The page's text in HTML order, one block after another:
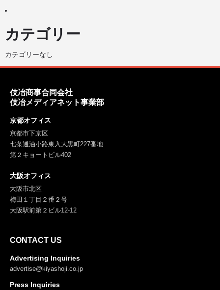
カテゴリー
カテゴリーなし
伎冶商事合同会社
伎冶メディアネット事業部
京都オフィス
京都市下京区
七条通油小路東入大黒町227番地
第２キョートビル402
大阪オフィス
大阪市北区
梅田１丁目２番２号
大阪駅前第２ビル12-12
CONTACT US
Advertising Inquiries
advertise@kiyashoji.co.jp
Press Inquiries